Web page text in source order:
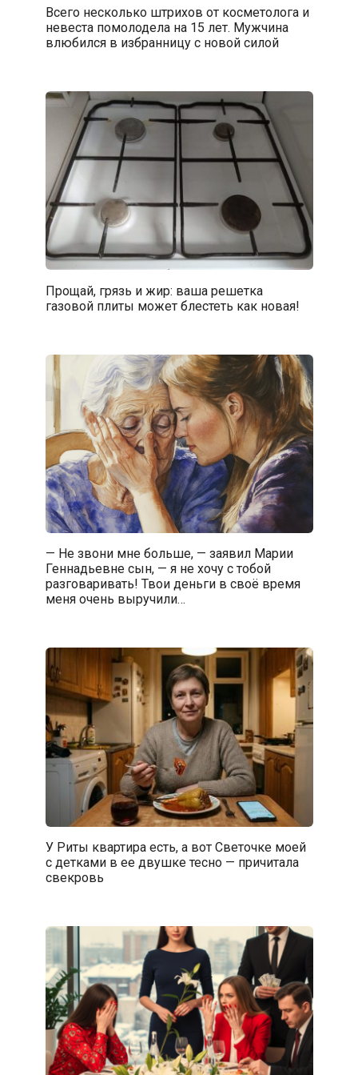
Всего несколько штрихов от косметолога и
невеста помолодела на 15 лет. Мужчина
влюбился в избранницу с новой силой
Прощай, грязь и жир: ваша решетка
газовой плиты может блестеть как новая!
— Не звони мне больше, — заявил Марии
Геннадьевне сын, — я не хочу с тобой
разговаривать! Твои деньги в своё время
меня очень выручили…
У Риты квартира есть, а вот Светочке моей
с детками в ее двушке тесно — причитала
свекровь